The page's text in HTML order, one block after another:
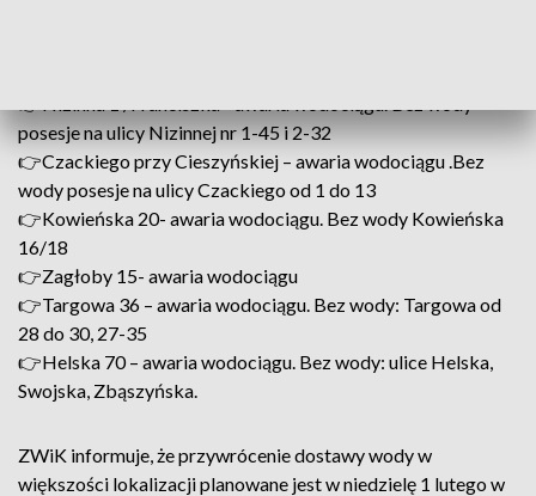
posesje na ulicy Nizinnej nr 1-45 i 2-32
👉Czackiego przy Cieszyńskiej – awaria wodociągu .Bez
wody posesje na ulicy Czackiego od 1 do 13
👉Kowieńska 20- awaria wodociągu. Bez wody Kowieńska
16/18
👉Zagłoby 15- awaria wodociągu
👉Targowa 36 – awaria wodociągu. Bez wody: Targowa od
28 do 30, 27-35
👉Helska 70 – awaria wodociągu. Bez wody: ulice Helska,
Swojska, Zbąszyńska.
ZWiK informuje, że przywrócenie dostawy wody w
większości lokalizacji planowane jest w niedzielę 1 lutego w